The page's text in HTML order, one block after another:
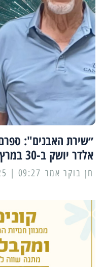
״שירת האבנים":
אלדר יושק ב-30 במרץ ב"בית קלנג" באשדוד
09:27 | 18/03/2025